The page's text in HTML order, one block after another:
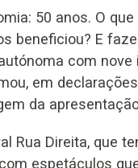
50 anos. O
beneficiou? E
com
em
da
Rua Direita, que
espetáculos